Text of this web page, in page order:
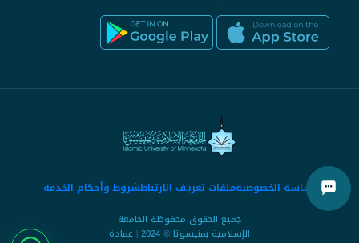
سياسة الخصوصيةملفات تعريف الارتباطشروط وأحكام الخدمة
جميع الحقوق محفوظة الجامعة
الإسلامية بمنيسوتا © 2024 | عمادة